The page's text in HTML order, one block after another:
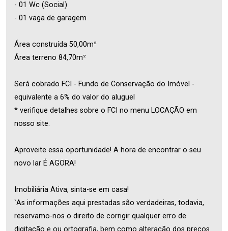
- 01 Wc (Social)
- 01 vaga de garagem
Área construída 50,00m²
Área terreno 84,70m²
Será cobrado FCI - Fundo de Conservação do Imóvel -
equivalente a 6% do valor do aluguel
* verifique detalhes sobre o FCI no menu LOCAÇÃO em
nosso site.
Aproveite essa oportunidade! A hora de encontrar o seu
novo lar É AGORA!
Imobiliária Ativa, sinta-se em casa!
`As informações aqui prestadas são verdadeiras, todavia,
reservamo-nos o direito de corrigir qualquer erro de
digitação e ou ortografia, bem como alteração dos preços